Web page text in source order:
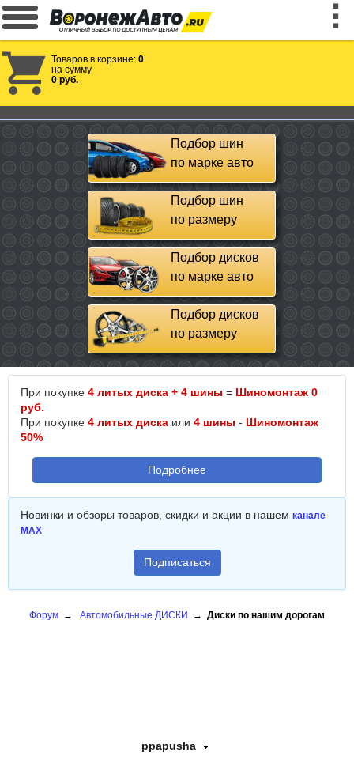
Товаров в корзине: 0
на сумму
0 руб.
Подбор шин
по марке авто
Подбор шин
по размеру
Подбор дисков
по марке авто
Подбор дисков
по размеру
При покупке 4 литых диска + 4 шины = Шиномонтаж 0
руб.
При покупке 4 литых диска или 4 шины - Шиномонтаж
50%
Подробнее
Новинки и обзоры товаров, скидки и акции в нашем канале
MAX
Подписаться
Форум→ Автомобильные ДИСКИ → Диски по нашим дорогам
ppapusha